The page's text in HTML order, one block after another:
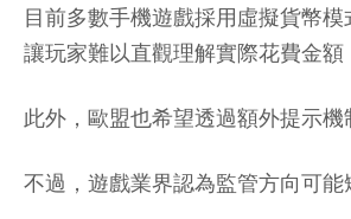
目前多數手機遊戲採用虛擬貨幣
讓玩家難以直觀理解實際花費金額
此外，歐盟也希望透過額外提示
不過，遊戲業界認為監管方向可能